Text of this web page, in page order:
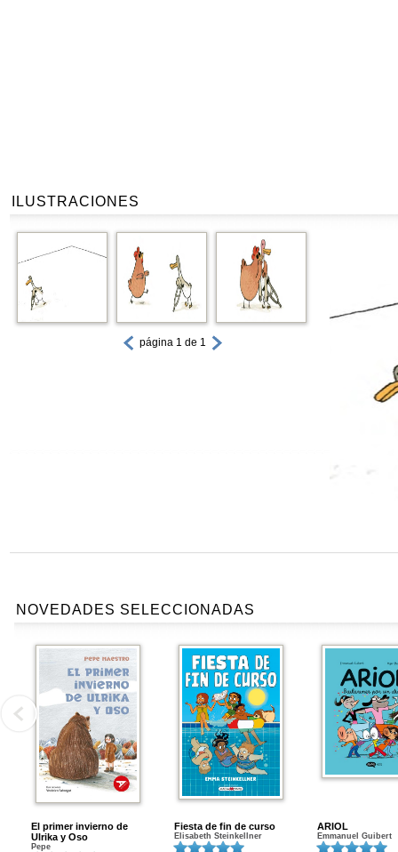
ILUSTRACIONES
página 1 de 1
NOVEDADES SELECCIONADAS
El primer invierno de
Ulrika y Oso
Pepe
Fiesta de fin de curso
Elisabeth Steinkellner
ARIOL
Emmanuel Guibert